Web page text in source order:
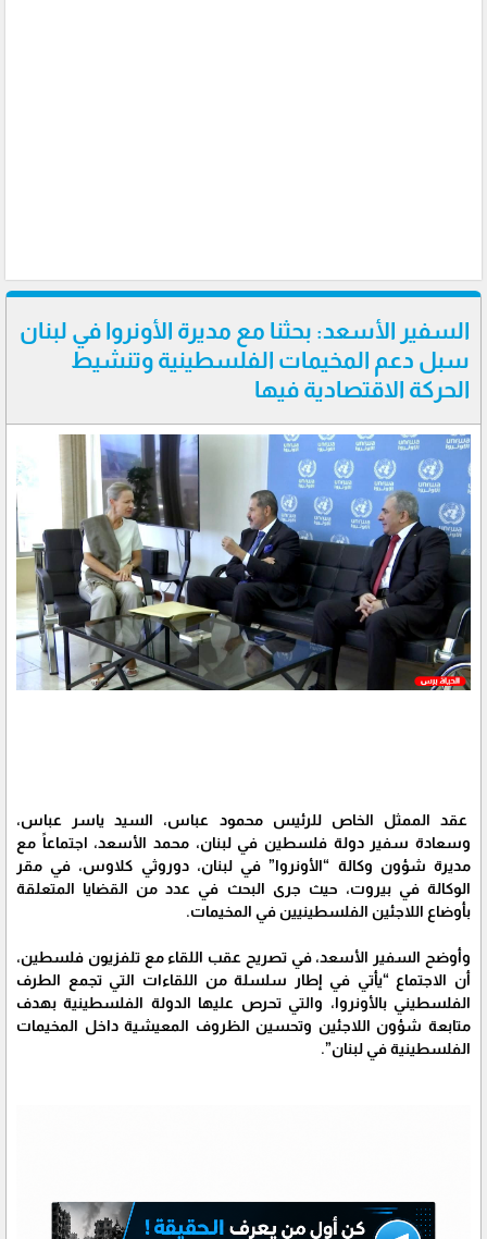
السفير الأسعد: بحثنا مع مديرة الأونروا في لبنان
سبل دعم المخيمات الفلسطينية وتنشيط
الحركة الاقتصادية فيها
عقد الممثل الخاص للرئيس محمود عباس، السيد ياسر عباس،
وسعادة سفير دولة فلسطين في لبنان، محمد الأسعد، اجتماعاً مع
مديرة شؤون وكالة “الأونروا” في لبنان، دوروثي كلاوس، في مقر
الوكالة في بيروت، حيث جرى البحث في عدد من القضايا المتعلقة
بأوضاع اللاجئين الفلسطينيين في المخيمات.
وأوضح السفير الأسعد، في تصريح عقب اللقاء مع تلفزيون فلسطين،
أن الاجتماع “يأتي في إطار سلسلة من اللقاءات التي تجمع الطرف
الفلسطيني بالأونروا، والتي تحرص عليها الدولة الفلسطينية بهدف
متابعة شؤون اللاجئين وتحسين الظروف المعيشية داخل المخيمات
الفلسطينية في لبنان”.